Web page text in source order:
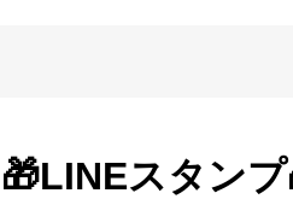
🎁LINEスタン